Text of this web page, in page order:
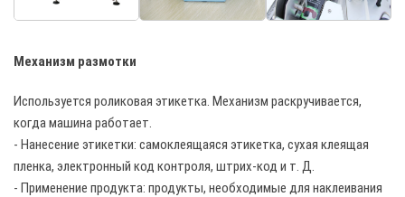
Механизм размотки
Используется роликовая этикетка. Механизм раскручивается,
когда машина работает.
- Нанесение этикетки: самоклеящаяся этикетка, сухая клеящая
пленка, электронный код контроля, штрих-код и т. Д.
- Применение продукта: продукты, необходимые для наклеивания